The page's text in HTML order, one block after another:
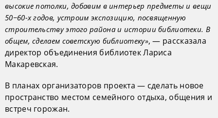
высокие потолки, добавим в интерьер предметы и вещи
50−60-х годов, устроим экспозицию, посвященную
строительству этого района и истории библиотеки. В
общем, сделаем советскую библиотеку», — рассказала
директор объединения библиотек Лариса
Макаревская.
В планах организаторов проекта — сделать новое
пространство местом семейного отдыха, общения и
встреч горожан.